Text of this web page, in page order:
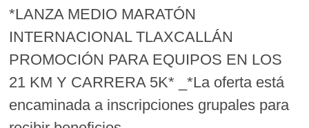
*LANZA MEDIO MARATÓN
INTERNACIONAL TLAXCALLÁN
PROMOCIÓN PARA EQUIPOS EN LOS
21 KM Y CARRERA 5K* _*La oferta está
encaminada a inscripciones grupales para